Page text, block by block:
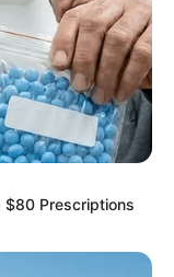
o crochê é
de mesa
$80 Prescriptions